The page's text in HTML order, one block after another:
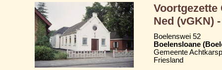
Ned (vGKN)
Boelenswei 52
Boelensloane
Gemeente
Friesland